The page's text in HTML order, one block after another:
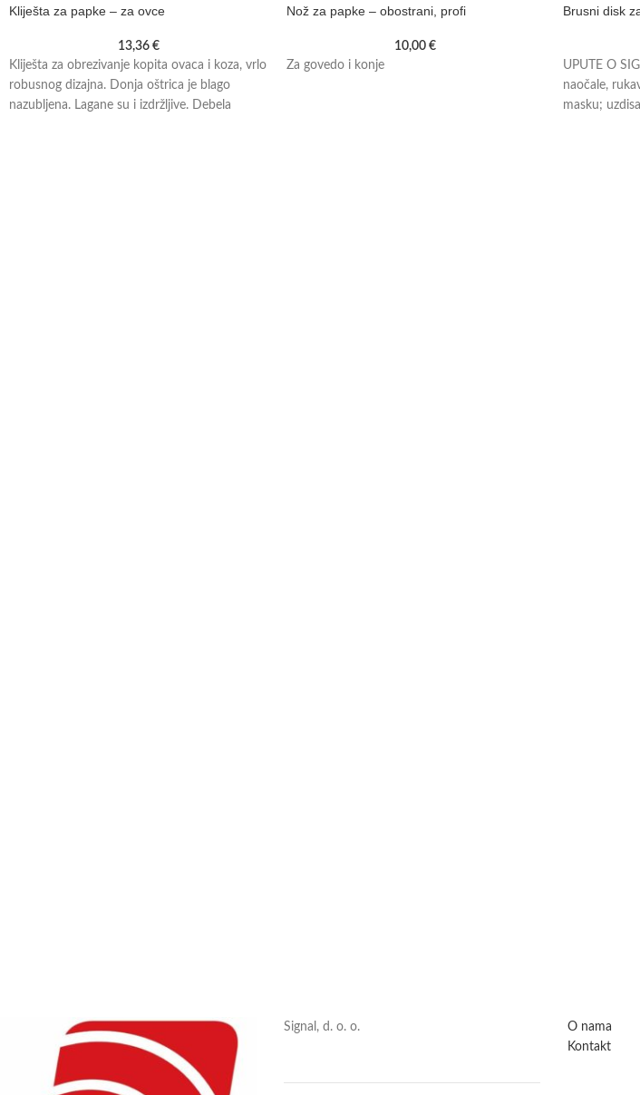
Kliješta za papke – za ovce
13,36 €
Kliješta za obrezivanje kopita ovaca i koza, vrlo
robusnog dizajna. Donja oštrica je blago
nazubljena. Lagane su i izdržljive. Debela
Nož za papke – obostrani, profi
10,00€
Za govedo i konje
Brusni disk
UPUTE O
naočale,
masku;
Signal, d. o. o.
O nama
Kontakt